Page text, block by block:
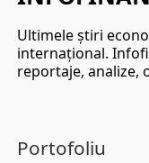
Ultimele ştiri
internaţional.
reportaje, analize,
Portofoliu